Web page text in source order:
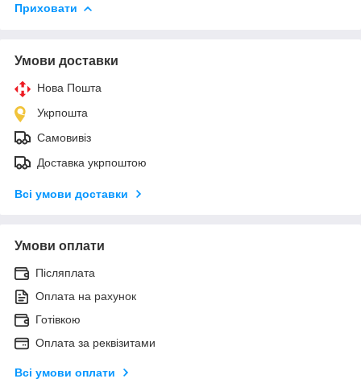
Приховати
Умови доставки
Нова Пошта
Укрпошта
Самовивіз
Доставка укрпоштою
Всі умови доставки
Умови оплати
Післяплата
Оплата на рахунок
Готівкою
Оплата за реквізитами
Всі умови оплати